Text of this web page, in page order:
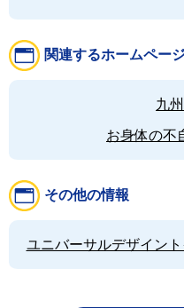
関連するホームペー
九
お身体の不
その他の情報
ユニバーサルデザイン